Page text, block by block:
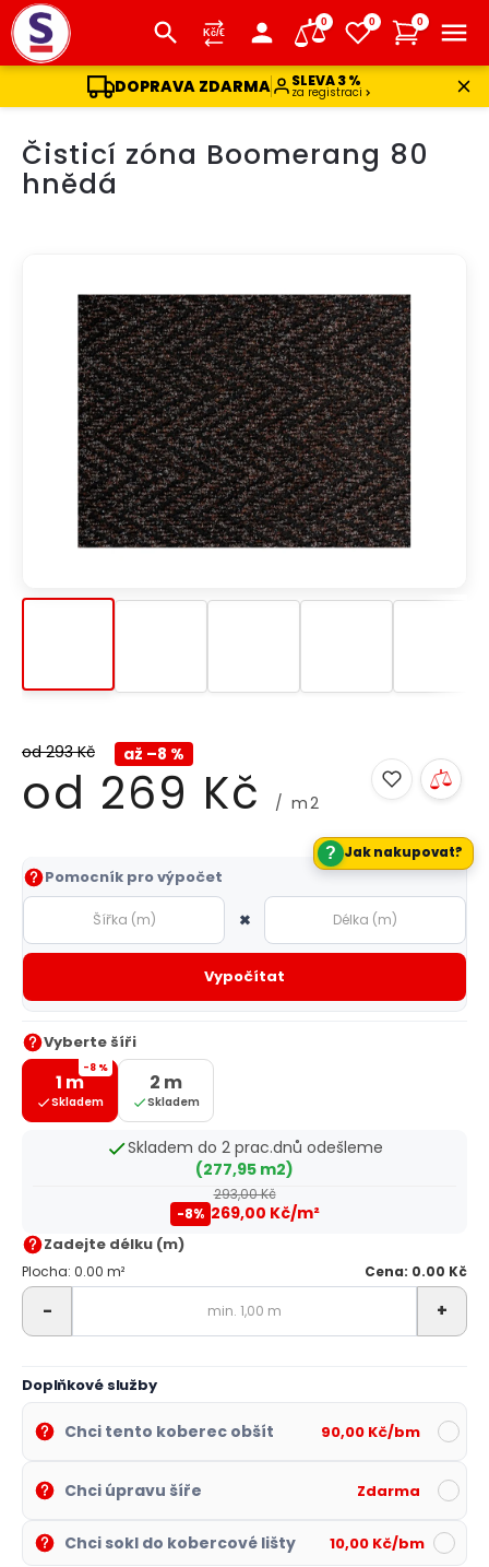
DOPRAVA ZDARMA SLEVA 3 %
za registraci
0 0 0
obsahČisticí zóna Boomerang 80
hnědá
od 293 Kč až –8 %
od 269 Kč / m2
Měrná
cena:
Pomocník pro výpočet
×
Vypočítat
Vyberte šíři
-8 %
1 m
Skladem
2 m
Skladem
Zadejte délku (m)
Plocha: 0.00 m² Cena: 0.00 Kč
- +
Skladem do 2 prac.dnů odešleme
(277,95 m2)
293,00 Kč
-8% 269,00 Kč/m²
Doplňkové služby
Chci tento koberec obšít 90,00 Kč/bm
Chci úpravu šíře Zdarma
Chci sokl do kobercové lišty 10,00 Kč/bm
? Jak nakupovat?